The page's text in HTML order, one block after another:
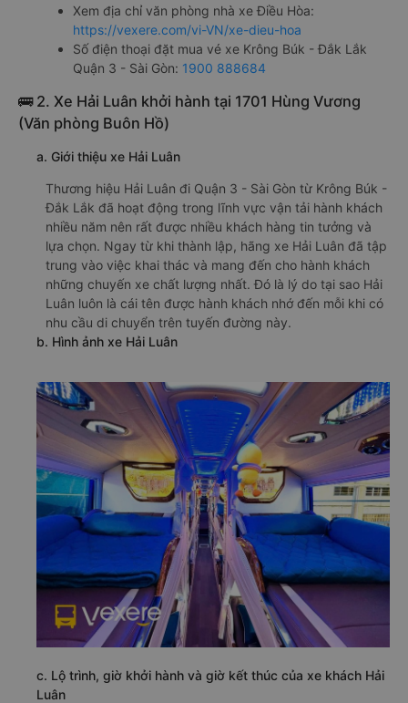
Xem địa chỉ văn phòng nhà xe Điều Hòa:
https://vexere.com/vi-VN/xe-dieu-hoa
Số điện thoại đặt mua vé xe Krông Búk - Đắk Lắk
Quận 3 - Sài Gòn: 1900 888684
🚌 2. Xe Hải Luân khởi hành tại 1701 Hùng Vương
(Văn phòng Buôn Hồ)
a. Giới thiệu xe Hải Luân
Thương hiệu Hải Luân đi Quận 3 - Sài Gòn từ Krông Búk -
Đắk Lắk đã hoạt động trong lĩnh vực vận tải hành khách
nhiều năm nên rất được nhiều khách hàng tin tưởng và
lựa chọn. Ngay từ khi thành lập, hãng xe Hải Luân đã tập
trung vào việc khai thác và mang đến cho hành khách
những chuyến xe chất lượng nhất. Đó là lý do tại sao Hải
Luân luôn là cái tên được hành khách nhớ đến mỗi khi có
nhu cầu di chuyển trên tuyến đường này.
b. Hình ảnh xe Hải Luân
c. Lộ trình, giờ khởi hành và giờ kết thúc của xe khách Hải
Luân